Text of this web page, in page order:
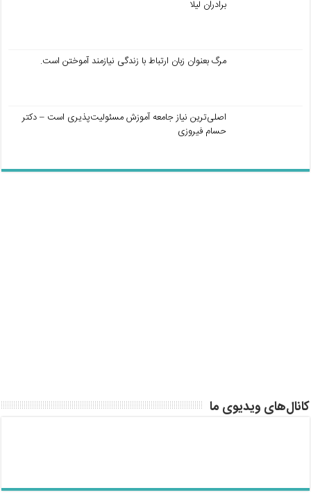
برادران لیلا
مرگ بعنوان زبان ارتباط با زندگی نیازمند آموختن است.
اصلی‌ترین نیاز جامعه آموزش مسئولیت‌پذیری است – دکتر
حسام فیروزی
کانال‌های ویدیوی ما